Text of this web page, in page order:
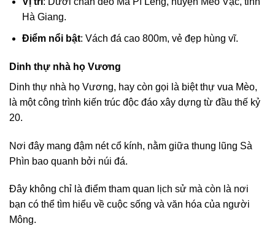
Hà Giang.
Điểm nổi bật: Vách đá cao 800m, vẻ đẹp hùng vĩ.
Dinh thự nhà họ Vương
Dinh thự nhà họ Vương, hay còn gọi là biệt thự vua Mèo,
là một công trình kiến trúc độc đáo xây dựng từ đầu thế kỷ
20.
Nơi đây mang đậm nét cổ kính, nằm giữa thung lũng Sà
Phìn bao quanh bởi núi đá.
Đây không chỉ là điểm tham quan lịch sử mà còn là nơi
bạn có thể tìm hiểu về cuộc sống và văn hóa của người
Mông.